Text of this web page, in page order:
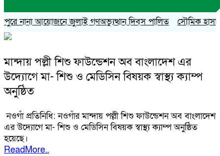
নানা আয়োজনে জুলাই গণঅভ্যুত্থান দিবস পালিত সৌমিক
মান্দায় পল্লী শিশু ফাউন্ডেশন অব বাংলাদেশ এর
উদ্যোগে মা- শিশু ও মেডিসিন বিষয়ক স্বাস্থ্য ক্যাম্প
অনুষ্ঠিত
নওগাঁ প্রতিনিধি: নওগাঁর মান্দায় পল্লী শিশু ফাউন্ডেশন অব বাংলাদেশ
এর উদ্যোগে মা- শিশু ও মেডিসিন বিষয়ক স্বাস্থ্য ক্যাম্প অনুষ্ঠিত
হয়েছে।
ReadMore..